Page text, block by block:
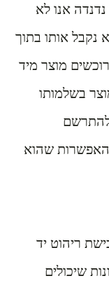
אנו לא
נקבל אותו בתוך
מוצר מיד
בשלמותו
שהוא
ריהוט יד
שיכולים